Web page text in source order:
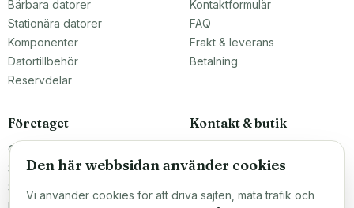
Bärbara datorer
Stationära datorer
Komponenter
Datortillbehör
Reservdelar
Kontaktformulär
FAQ
Frakt & leverans
Betalning
Företaget
Om oss
Större inköp?
Sälj till oss
Kontakt & butik
Malmö, Sverige
Den här webbsidan använder cookies
Vi använder cookies för att driva sajten, mäta trafik och